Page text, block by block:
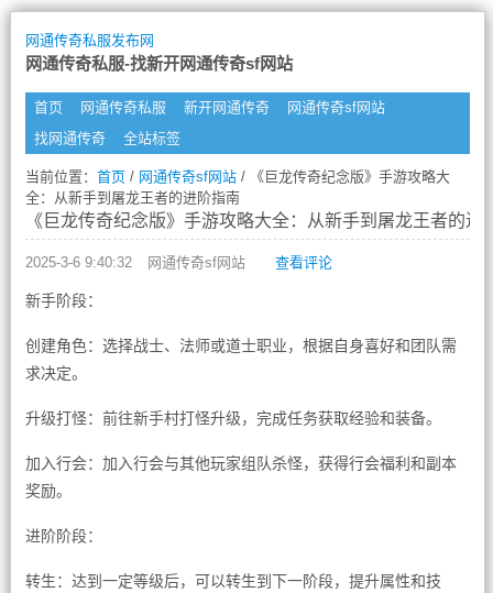
网通传奇私服发布网
网通传奇私服-找新开网通传奇sf网站
首页 网通传奇私服 新开网通传奇
网通传奇sf网站
找网通传奇
全站标签
当前位置： 首页/ 网通传奇sf网站/ 《巨龙传奇纪念版》手游攻略大
全：从新手到屠龙王者的进阶指南
《巨龙传奇纪念版》手游攻略大全：从新手到屠龙王者的进
2025-3-6 9:40:32 网通传奇sf网站 查看评论
新手阶段：
创建角色：选择战士、法师或道士职业，根据自身喜好和团队需
求决定。
升级打怪：前往新手村打怪升级，完成任务获取经验和装备。
加入行会：加入行会与其他玩家组队杀怪，获得行会福利和副本
奖励。
进阶阶段：
转生：达到一定等级后，可以转生到下一阶段，提升属性和技